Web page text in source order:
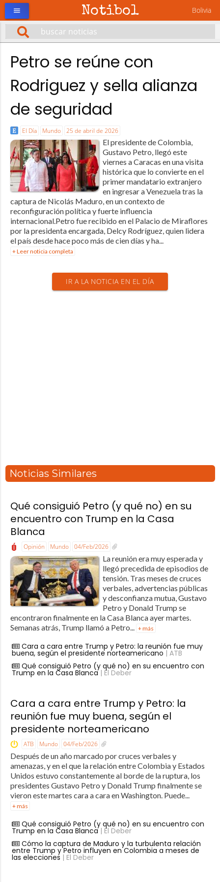
Notibol Bolivia
menu
Petro se reúne con
Rodriguez y sella alianza
de seguridad
El Día Mundo 25 de abril de 2026
El presidente de Colombia,
Gustavo Petro, llegó este
viernes a Caracas en una visita
histórica que lo convierte en el
primer mandatario extranjero
en ingresar a Venezuela tras la
captura de Nicolás Maduro, en un contexto de
reconfiguración política y fuerte influencia
internacional.Petro fue recibido en el Palacio de Miraflores
por la presidenta encargada, Delcy Rodríguez, quien lidera
el país desde hace poco más de cien días y ha...
+ Leer noticia completa
IR A LA NOTICIA EN EL DÍA
Noticias Similares
Qué consiguió Petro (y qué no) en su
encuentro con Trump en la Casa
Blanca
Opinión Mundo 04/Feb/2026
La reunión era muy esperada y
llegó precedida de episodios de
tensión. Tras meses de cruces
verbales, advertencias públicas
y desconfianza mutua, Gustavo
Petro y Donald Trump se
encontraron finalmente en la Casa Blanca ayer martes.
Semanas atrás, Trump llamó a Petro... + más
Cara a cara entre Trump y Petro: la reunión fue muy
buena, según el presidente norteamericano | ATB
Qué consiguió Petro (y qué no) en su encuentro con
Trump en la Casa Blanca| El Deber
Cara a cara entre Trump y Petro: la
reunión fue muy buena, según el
presidente norteamericano
ATB Mundo 04/Feb/2026
Después de un año marcado por cruces verbales y
amenazas, y en el que la relación entre Colombia y Estados
Unidos estuvo constantemente al borde de la ruptura, los
presidentes Gustavo Petro y Donald Trump finalmente se
vieron este martes cara a cara en Washington. Puede...
+ más
Qué consiguió Petro (y qué no) en su encuentro con
Trump en la Casa Blanca| El Deber
Cómo la captura de Maduro y la turbulenta relación
entre Trump y Petro influyen en Colombia a meses de
las elecciones | El Deber